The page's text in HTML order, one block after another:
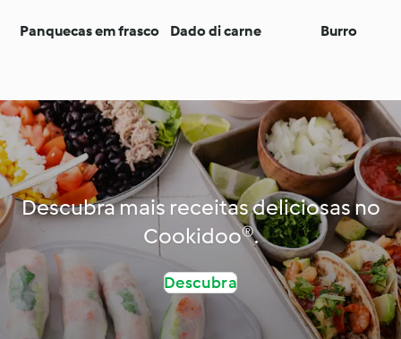
Panquecas em frasco Dado di carne Burro
Descubra mais receitas deliciosas no
Cookidoo®.
Descubra